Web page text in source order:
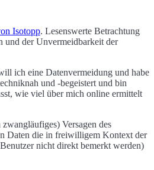
Isotopp. Lesenswerte Betrachtung
und der Unvermeidbarkeit der
ich eine Datenvermeidung und habe
und -begeistert und bin
wie viel über mich online ermittelt
Versagen des
Daten die in freiwilligem Kontext der
nicht direkt bemerkt werden)